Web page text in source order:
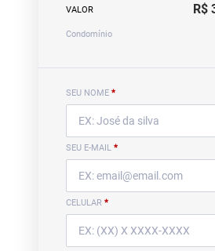
VALOR R$
Condomínio
SEU NOME *
SEU E-MAIL *
CELULAR *